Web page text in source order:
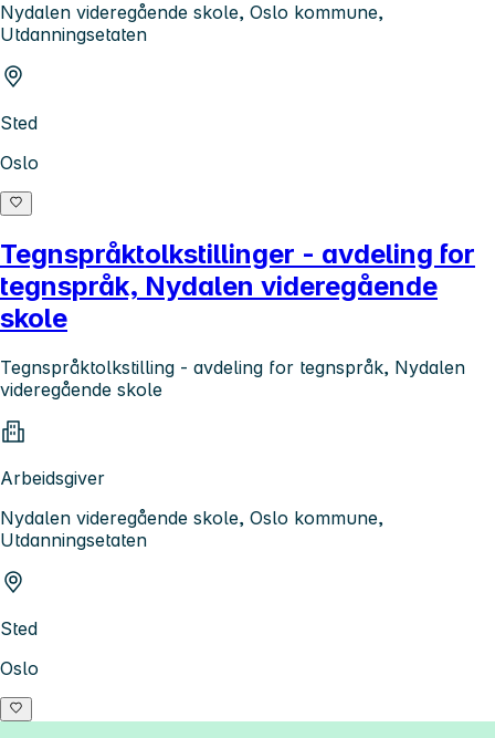
Nydalen videregående skole, Oslo kommune,
Utdanningsetaten
Sted
Oslo
Tegnspråktolkstillinger - avdeling for
tegnspråk, Nydalen videregående
skole
Tegnspråktolkstilling - avdeling for tegnspråk, Nydalen
videregående skole
Arbeidsgiver
Nydalen videregående skole, Oslo kommune,
Utdanningsetaten
Sted
Oslo